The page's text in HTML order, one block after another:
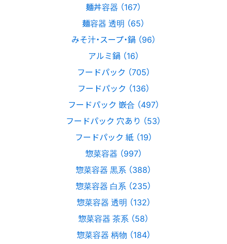
麺丼容器 （167）
麺容器 透明 （65）
みそ汁・スープ・鍋 （96）
アルミ鍋 （16）
フードパック （705）
フードパック （136）
フードパック 嵌合 （497）
フードパック 穴あり （53）
フードパック 紙 （19）
惣菜容器 （997）
惣菜容器 黒系 （388）
惣菜容器 白系 （235）
惣菜容器 透明 （132）
惣菜容器 茶系 （58）
惣菜容器 柄物 （184）